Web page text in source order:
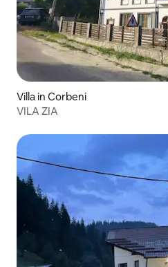
Villa in Corbeni
VILA ZIA